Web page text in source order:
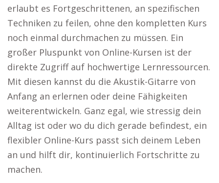
erlaubt es Fortgeschrittenen, an spezifischen
Techniken zu feilen, ohne den kompletten Kurs
noch einmal durchmachen zu müssen. Ein
großer Pluspunkt von Online-Kursen ist der
direkte Zugriff auf hochwertige Lernressourcen.
Mit diesen kannst du die Akustik-Gitarre von
Anfang an erlernen oder deine Fähigkeiten
weiterentwickeln. Ganz egal, wie stressig dein
Alltag ist oder wo du dich gerade befindest, ein
flexibler Online-Kurs passt sich deinem Leben
an und hilft dir, kontinuierlich Fortschritte zu
machen.